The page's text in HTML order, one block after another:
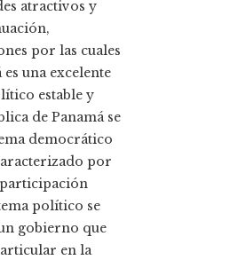
atractivos y
por las cuales
una excelente
estable y
de Panamá se
democrático
por
político se
gobierno que
en la